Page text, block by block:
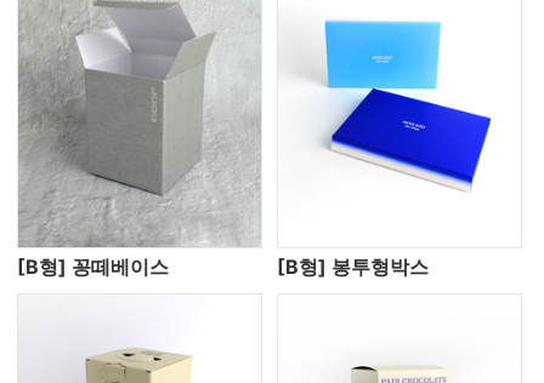
[B형] 꽁떼베이스 [B형] 봉투형박스